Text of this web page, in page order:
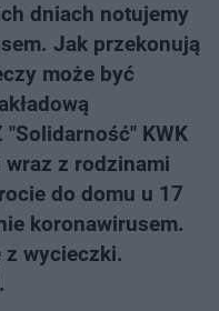
dniach notujemy
Jak przekonują
może być
KWK
wraz z rodzinami
do domu u 17
koronawirusem.
z wycieczki.